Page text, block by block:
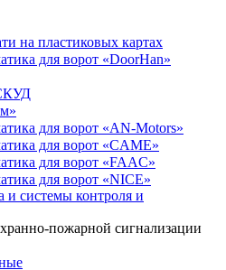
на пластиковых картах
для ворот «DoorHan»
для ворот «AN-Motors»
для ворот «CAME»
для ворот «FAAC»
для ворот «NICE»
и системы контроля и
пожарной сигнализации